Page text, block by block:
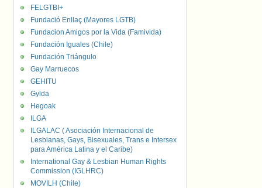
FELGTBI+
Fundació Enllaç (Mayores LGTB)
Fundacion Amigos por la Vida (Famivida)
Fundación Iguales (Chile)
Fundación Triángulo
Gay Marruecos
GEHITU
Gylda
Hegoak
ILGA
ILGALAC ( Asociación Internacional de
Lesbianas, Gays, Bisexuales, Trans e Intersex
para América Latina y el Caribe)
International Gay & Lesbian Human Rights
Commission (IGLHRC)
MOVILH (Chile)